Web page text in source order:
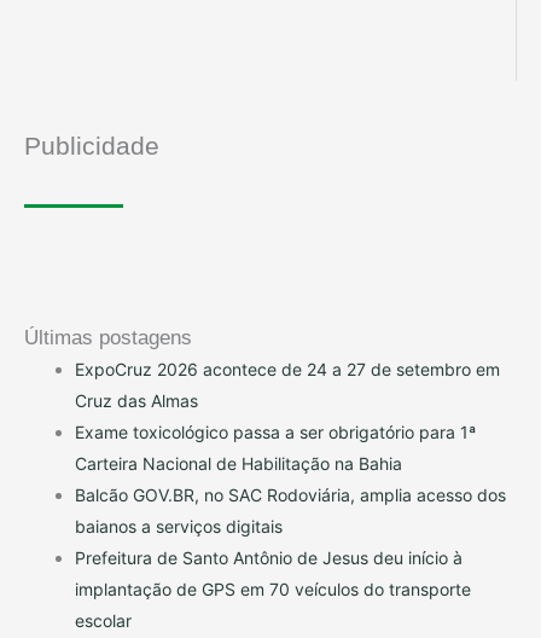
Publicidade
Últimas postagens
ExpoCruz 2026 acontece de 24 a 27 de setembro em
Cruz das Almas
Exame toxicológico passa a ser obrigatório para 1ª
Carteira Nacional de Habilitação na Bahia
Balcão GOV.BR, no SAC Rodoviária, amplia acesso dos
baianos a serviços digitais
Prefeitura de Santo Antônio de Jesus deu início à
implantação de GPS em 70 veículos do transporte
escolar